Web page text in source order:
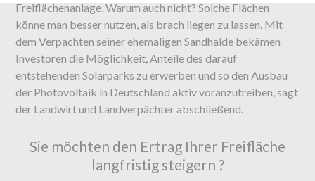
Freiflächenanlage. Warum auch nicht? Solche Flächen
könne man besser nutzen, als brach liegen zu lassen. Mit
dem Verpachten seiner ehemaligen Sandhalde bekämen
Investoren die Möglichkeit, Anteile des darauf
entstehenden Solarparks zu erwerben und so den Ausbau
der Photovoltaik in Deutschland aktiv voranzutreiben, sagt
der Landwirt und Landverpächter abschließend.
Sie möchten den Ertrag Ihrer Freifläche
langfristig steigern ?